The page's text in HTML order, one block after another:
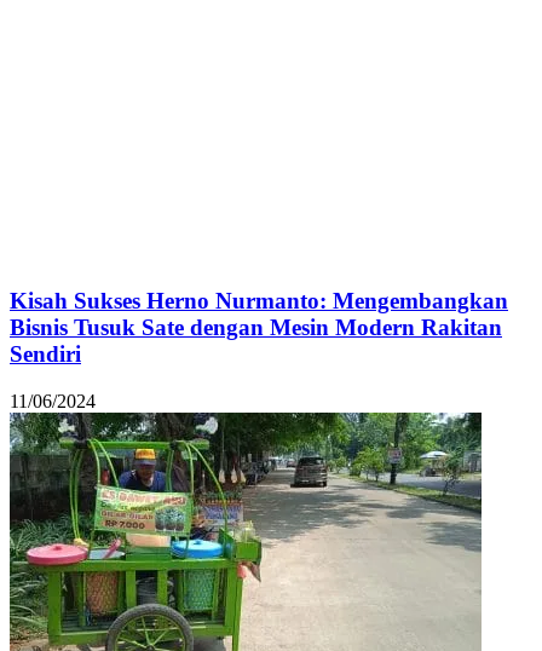
Kisah Sukses Herno Nurmanto: Mengembangkan
Bisnis Tusuk Sate dengan Mesin Modern Rakitan
Sendiri
11/06/2024